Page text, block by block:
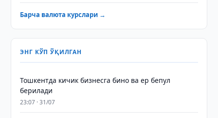
Барча валюта курслари →
ЭНГ КЎП ЎҚИЛГАН
Тошкентда кичик бизнесга бино ва ер бепул
берилади
23:07 · 31/07